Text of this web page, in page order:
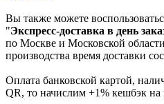
Вы также можете
"Экспресс-доставка в день
по Москве и Московской
производства время доставки
Оплата банковской картой,
QR, то начислим +1% кешбэк на